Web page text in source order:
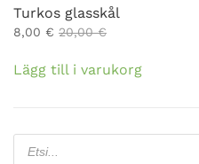
Turkos glasskål
8,00 € 20,00€
Lägg till i varukorg
Products
search